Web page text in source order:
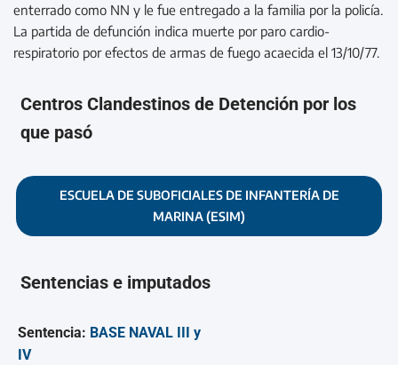
enterrado como NN y le fue entregado a la familia por la policía.
La partida de defunción indica muerte por paro cardio-
respiratorio por efectos de armas de fuego acaecida el 13/10/77.
Centros Clandestinos de Detención por los
que pasó
ESCUELA DE SUBOFICIALES DE INFANTERÍA DE
MARINA (ESIM)
Sentencias e imputados
Sentencia: BASE NAVAL III y
IV